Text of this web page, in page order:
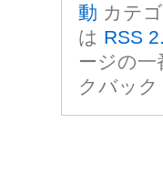
動 カテ
は RSS
ージの
クバッ